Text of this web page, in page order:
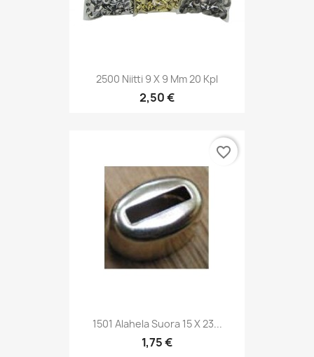
2500 Niitti 9 X 9 Mm 20 Kpl
2,50 €
1501 Alahela Suora 15 X 23...
1,75 €
favorite_border